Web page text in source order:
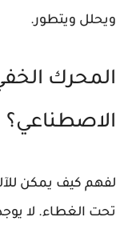
ويحلل ويتطور.
المحرك
الاصطناعي؟
لفهم كيف يمكن
تحت الغطاء. لا